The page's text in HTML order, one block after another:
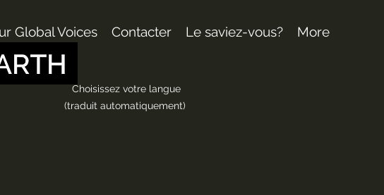
Global Voices Contacter Le saviez-vous? More
Choisissez votre langue
(traduit automatiquement)